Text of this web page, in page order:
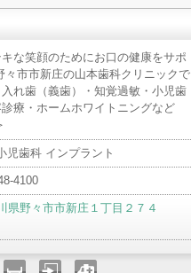
な笑顔のためにお口の健康をサポ
々市市新庄の山本歯科クリニックで
れ歯（義歯）・知覚過敏・小児歯
療・ホームホワイトニングなど
児歯科 インプラント
4100
県野々市市新庄１丁目２７４